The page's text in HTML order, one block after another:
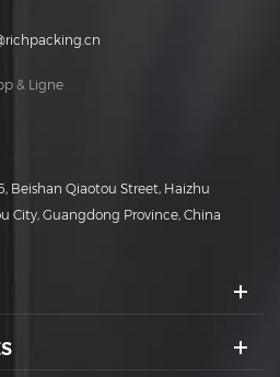
& Ligne
Beishan Qiaotou Street, Haizhu
City, Guangdong Province, China